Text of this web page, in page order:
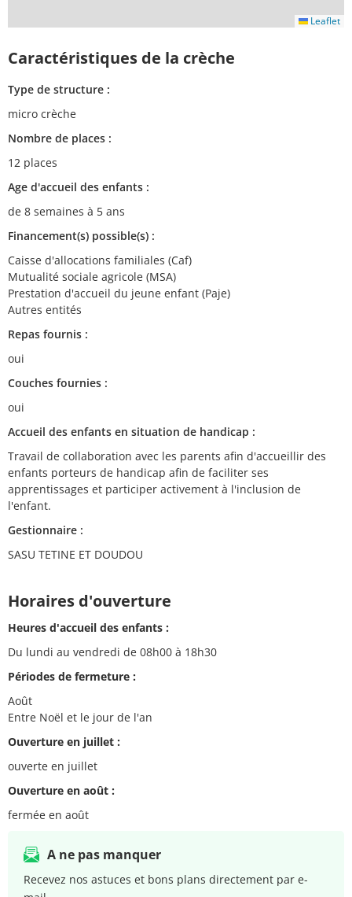
Leaflet
Caractéristiques de la crèche
Type de structure :
micro crèche
Nombre de places :
12 places
Age d'accueil des enfants :
de 8 semaines à 5 ans
Financement(s) possible(s) :
Caisse d'allocations familiales (Caf)
Mutualité sociale agricole (MSA)
Prestation d'accueil du jeune enfant (Paje)
Autres entités
Repas fournis :
oui
Couches fournies :
oui
Accueil des enfants en situation de handicap :
Travail de collaboration avec les parents afin d'accueillir des
enfants porteurs de handicap afin de faciliter ses
apprentissages et participer activement à l'inclusion de
l'enfant.
Gestionnaire :
SASU TETINE ET DOUDOU
Horaires d'ouverture
Heures d'accueil des enfants :
Du lundi au vendredi de 08h00 à 18h30
Périodes de fermeture :
Août
Entre Noël et le jour de l'an
Ouverture en juillet :
ouverte en juillet
Ouverture en août :
fermée en août
A ne pas manquer
Recevez nos astuces et bons plans directement par e-